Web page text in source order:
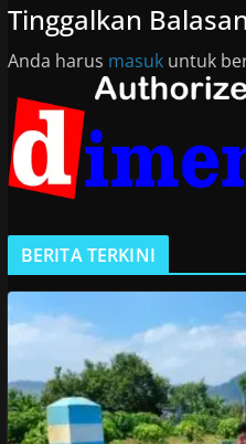
Tinggalkan Balasan
Anda harus masukuntuk
BERITA TERKINI